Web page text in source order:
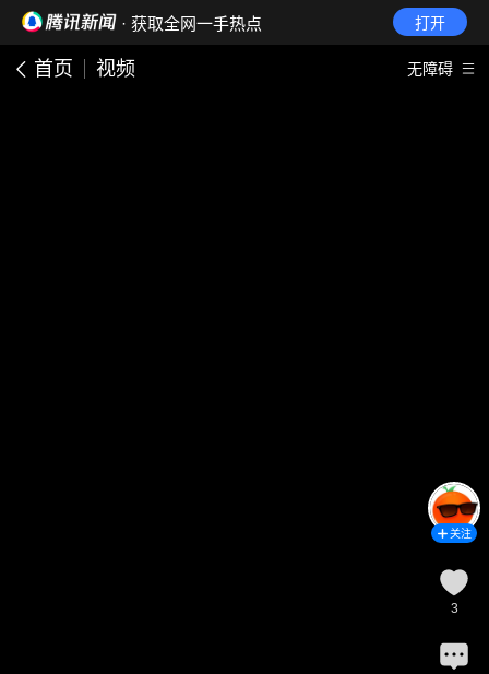
· 获取全网一手热点 打开
首页 视频 无障碍
关注
3